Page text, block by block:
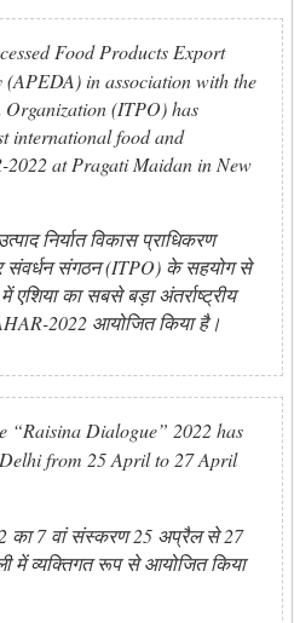
Food Products Export
in association with the
(ITPO) has
international food and
at Pragati Maidan in New
निर्यात विकास प्राधिकरण
संवर्धन संगठन (ITPO) के सहयोग से
एशिया का सबसे बड़ा अंतर्राष्ट्रीय
2022 आयोजित किया है।
“Raisina Dialogue” 2022 has
from 25 April to 27 April
का 7 वां संस्करण 25 अप्रैल से 27
में व्यक्तिगत रूप से आयोजित किया